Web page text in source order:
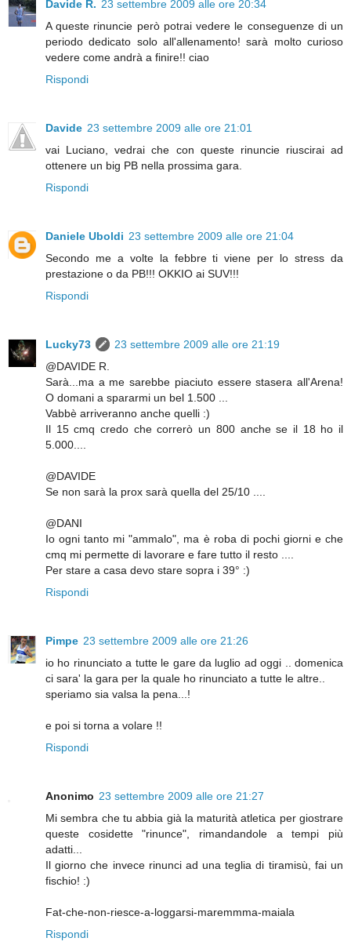
Davide R. 23 settembre 2009 alle ore 20:34
A queste rinuncie però potrai vedere le conseguenze di un
periodo dedicato solo all'allenamento! sarà molto curioso
vedere come andrà a finire!! ciao
Rispondi
Davide 23 settembre 2009 alle ore 21:01
vai Luciano, vedrai che con queste rinuncie riuscirai ad
ottenere un big PB nella prossima gara.
Rispondi
Daniele Uboldi 23 settembre 2009 alle ore 21:04
Secondo me a volte la febbre ti viene per lo stress da
prestazione o da PB!!! OKKIO ai SUV!!!
Rispondi
Lucky73
23 settembre 2009 alle ore 21:19
@DAVIDE R.
Sarà...ma a me sarebbe piaciuto essere stasera all'Arena!
O domani a spararmi un bel 1.500 ...
Vabbè arriveranno anche quelli :)
Il 15 cmq credo che correrò un 800 anche se il 18 ho il
5.000....
@DAVIDE
Se non sarà la prox sarà quella del 25/10 ....
@DANI
Io ogni tanto mi "ammalo", ma è roba di pochi giorni e che
cmq mi permette di lavorare e fare tutto il resto ....
Per stare a casa devo stare sopra i 39° :)
Rispondi
Pimpe 23 settembre 2009 alle ore 21:26
io ho rinunciato a tutte le gare da luglio ad oggi .. domenica
ci sara' la gara per la quale ho rinunciato a tutte le altre..
speriamo sia valsa la pena...!
e poi si torna a volare !!
Rispondi
Anonimo 23 settembre 2009 alle ore 21:27
Mi sembra che tu abbia già la maturità atletica per giostrare
queste cosidette "rinunce", rimandandole a tempi più
adatti...
Il giorno che invece rinunci ad una teglia di tiramisù, fai un
fischio! :)
Fat-che-non-riesce-a-loggarsi-maremmma-maiala
Rispondi